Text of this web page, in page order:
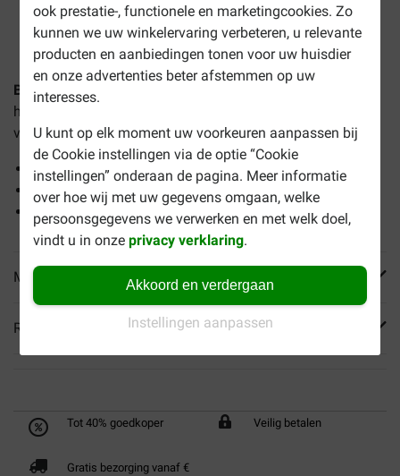
ook prestatie-, functionele en marketingcookies. Zo
kunnen we uw winkelervaring verbeteren, u relevante
producten en aanbiedingen tonen voor uw huisdier
en onze advertenties beter afstemmen op uw
interesses.
U kunt op elk moment uw voorkeuren aanpassen bij
de Cookie instellingen via de optie “Cookie
instellingen” onderaan de pagina. Meer informatie
over hoe wij met uw gegevens omgaan, welke
persoonsgegevens we verwerken en met welk doel,
vindt u in onzeprivacy verklaring.
Akkoord en verdergaan
Instellingen aanpassen
1-3 werkdagen levertijd, tenzij anders aangegeven
Bosch Mini Junior hondenvoer
hondenvoer voor pups van kleine rassen met een
volwassen gewicht van 15 kg.
Ondersteunt de darmflora
Bevordert een goede weerstand
Glutenvrij
Meer informatie
Reviews
Tot 40% goedkoper Veilig betalen
Gratis bezorging vanaf €